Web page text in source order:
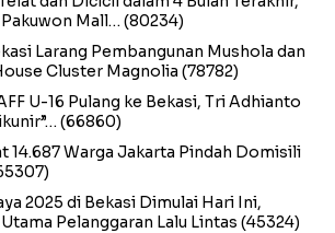
Mall… (80234)
Larang Pembangunan Mushola dan
Cluster Magnolia (78782)
U-16 Pulang ke Bekasi, Tri Adhianto
(66860)
14.687 Warga Jakarta Pindah Domisili
2025 di Bekasi Dimulai Hari Ini,
Pelanggaran Lalu Lintas (45324)